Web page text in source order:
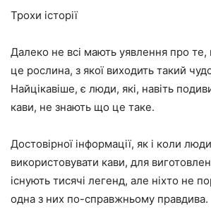
Трохи історії
Далеко не всі мають уявлення про
це рослина, з якої виходить такий
Найцікавіше, є люди, які, навіть
кави, не знають що це таке.
Достовірної інформації, як і коли
використовувати кави, для
існують тисячі легенд, але ніхто не
одна з них по-справжньому правдива.